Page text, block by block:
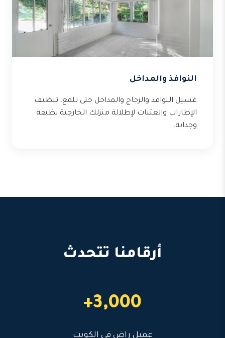
النوافذ والمداخل
غسيل النوافذ والزجاج والمداخل حتى تلمع. تنظيف
الإطارات والعتبات لإطلالة منزلك الخارجية نظيفة
وجذابة.
أرقامنا تتحدث
3,000+
عميل راضٍ في الكويت